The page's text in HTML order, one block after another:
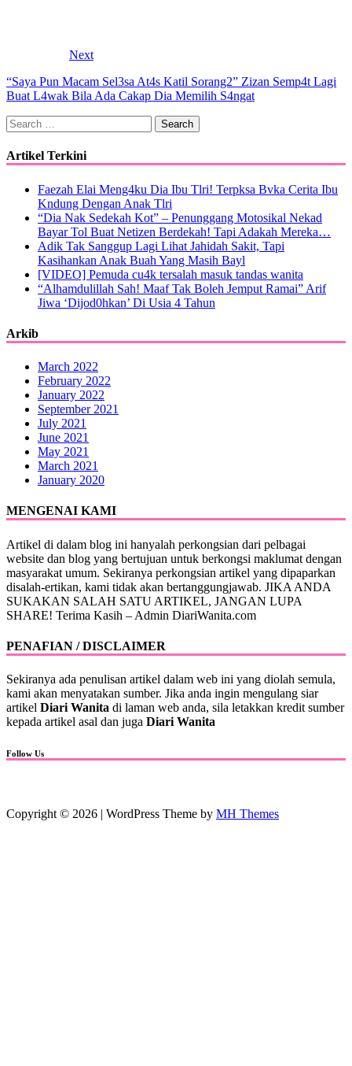
Next
“Saya Pun Macam Sel3sa At4s Katil Sorang2” Zizan Semp4t Lagi
Buat L4wak Bila Ada Cakap Dia Memilih S4ngat
Search
for:
Artikel Terkini
Faezah Elai Meng4ku Dia Ibu Tlri! Terpksa Bvka Cerita Ibu
Kndung Dengan Anak Tlri
“Dia Nak Sedekah Kot” – Penunggang Motosikal Nekad
Bayar Tol Buat Netizen Berdekah! Tapi Adakah Mereka…
Adik Tak Sanggup Lagi Lihat Jahidah Sakit, Tapi
Kasihankan Anak Buah Yang Masih Bayl
[VIDEO] Pemuda cu4k tersalah masuk tandas wanita
“Alhamdulillah Sah! Maaf Tak Boleh Jemput Ramai” Arif
Jiwa ‘Dijod0hkan’ Di Usia 4 Tahun
Arkib
March 2022
February 2022
January 2022
September 2021
July 2021
June 2021
May 2021
March 2021
January 2020
MENGENAI KAMI
Artikel di dalam blog ini hanyalah perkongsian dari pelbagai
website dan blog yang bertujuan untuk berkongsi maklumat dengan
masyarakat umum. Sekiranya perkongsian artikel yang dipaparkan
disalah-ertikan, kami tidak akan bertanggungjawab. JIKA ANDA
SUKAKAN SALAH SATU ARTIKEL, JANGAN LUPA
SHARE! Terima Kasih – Admin DiariWanita.com
PENAFIAN / DISCLAIMER
Sekiranya ada penulisan artikel dalam web ini yang diolah semula,
kami akan menyatakan sumber. Jika anda ingin mengulang siar
artikel Diari Wanita di laman web anda, sila letakkan kredit sumber
kepada artikel asal dan juga Diari Wanita
Follow Us
Copyright © 2026 | WordPress Theme by MH Themes